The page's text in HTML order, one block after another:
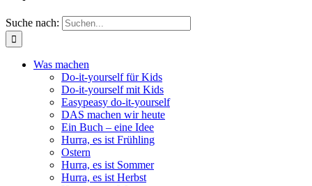
Suche nach:
Was machen
Do-it-yourself für Kids
Do-it-yourself mit Kids
Easypeasy do-it-yourself
DAS machen wir heute
Ein Buch – eine Idee
Hurra, es ist Frühling
Ostern
Hurra, es ist Sommer
Hurra, es ist Herbst